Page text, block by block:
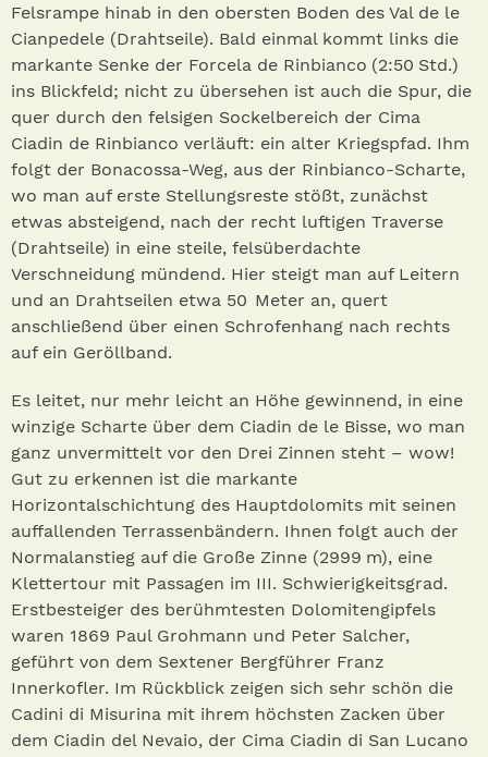
Felsrampe hinab in den obersten Boden des Val de le
Cianpedele (Drahtseile). Bald einmal kommt links die
markante Senke der Forcela de Rinbianco (2:50 Std.)
ins Blickfeld; nicht zu übersehen ist auch die Spur, die
quer durch den felsigen Sockelbereich der Cima
Ciadin de Rinbianco verläuft: ein alter Kriegspfad. Ihm
folgt der Bonacossa-Weg, aus der Rinbianco-Scharte,
wo man auf erste Stellungsreste stößt, zunächst
etwas absteigend, nach der recht luftigen Traverse
(Drahtseile) in eine steile, felsüberdachte
Verschneidung mündend. Hier steigt man auf Leitern
und an Drahtseilen etwa 50 Meter an, quert
anschließend über einen Schrofenhang nach rechts
auf ein Geröllband.
Es leitet, nur mehr leicht an Höhe gewinnend, in eine
winzige Scharte über dem Ciadin de le Bisse, wo man
ganz unver­mittelt vor den Drei Zinnen steht – wow!
Gut zu erkennen ist die markante
Horizontalschichtung des Hauptdolomits mit seinen
auffallenden Terrassenbändern. Ihnen folgt auch der
Normalanstieg auf die Große Zinne (2999 m), eine
Klettertour mit Passagen im III. Schwierigkeitsgrad.
Erstbesteiger des berühmtesten Dolomitengipfels
waren 1869 Paul Grohmann und Peter Salcher,
geführt von dem Sextener Bergführer Franz
Innerkofler. Im Rückblick zeigen sich sehr schön die
Cadini di Misurina mit ihrem höchsten Zacken über
dem Ciadin del Nevaio, der Cima Ciadin di San Lucano